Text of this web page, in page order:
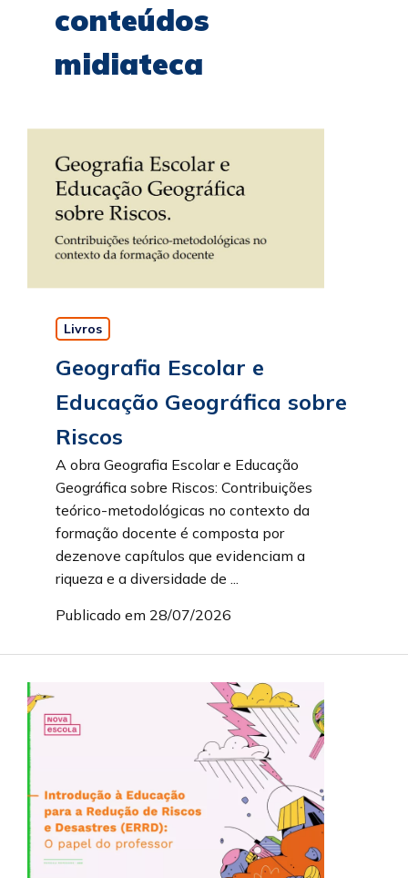
conteúdos
midiateca
Livros
Geografia Escolar e
Educação Geográfica sobre
Riscos
A obra Geografia Escolar e Educação
Geográfica sobre Riscos: Contribuições
teórico-metodológicas no contexto da
formação docente é composta por
dezenove capítulos que evidenciam a
riqueza e a diversidade de ...
Publicado em 28/07/2026